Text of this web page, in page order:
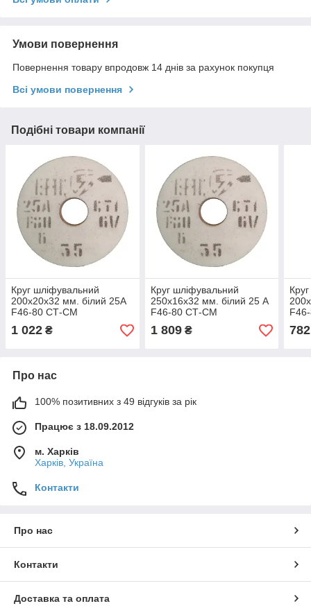
Умови повернення
Повернення товару впродовж 14 днів за рахунок покупця
Всі умови повернення
Подібні товари компанії
Круг шліфувальний
200х20х32 мм. білий 25А
F46-80 СТ-СМ
(електрокорунд)
1 022 ₴
Круг шліфувальний
250х16х32 мм. білий 25 А
F46-80 СТ-СМ
(електрокорунд)
1 809₴ 782
Про нас
100% позитивних з 49 відгуків за рік
Працює з 18.09.2012
м. Харків
Харків, Україна
Контакти
Про нас
Контакти
Доставка та оплата